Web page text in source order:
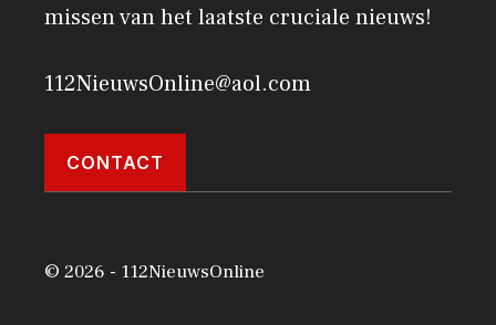
missen van het laatste cruciale nieuws!
112NieuwsOnline@aol.com
CONTACT
© 2026 - 112NieuwsOnline